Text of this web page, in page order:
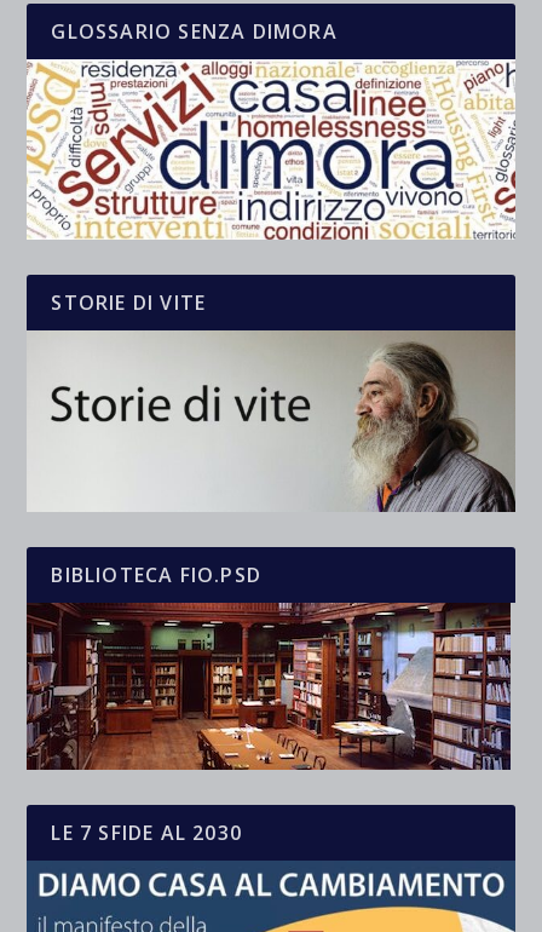
GLOSSARIO SENZA DIMORA
STORIE DI VITE
BIBLIOTECA FIO.PSD
LE 7 SFIDE AL 2030